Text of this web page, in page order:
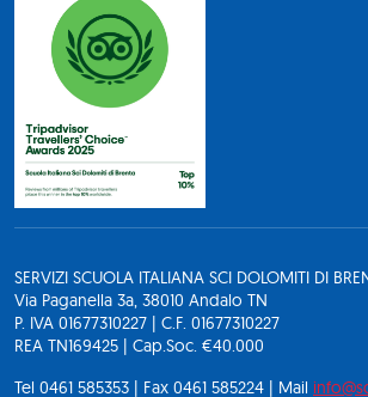
SERVIZI SCUOLA ITALIANA SCI DOLOMITI DI
Via Paganella 3a, 38010 Andalo TN
P. IVA 01677310227 | C.F. 01677310227
REA TN169425 | Cap.Soc. €40.000
Tel 0461 585353 | Fax 0461 585224 | Mail